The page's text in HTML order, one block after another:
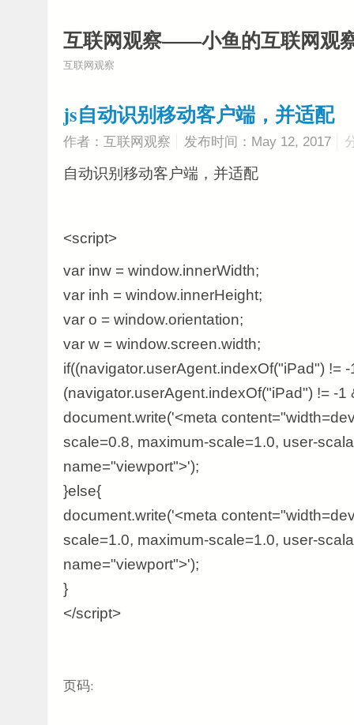
互联网观察——小鱼的互联网观
互联网观察
js自动识别移动客户端，并适配
作者：互联网观察 发布时间：May 12, 2017
自动识别移动客户端，并适配
<script>
var inw = window.innerWidth;
var inh = window.innerHeight;
var o = window.orientation;
var w = window.screen.width;
if((navigator.userAgent.indexOf("iPad") !=
(navigator.userAgent.indexOf("iPad") != -1
document.write('<meta
scale=0.8, maximum-scale=1.0, user-
name="viewport">');
}else{
document.write('<meta
scale=1.0, maximum-scale=1.0, user-
name="viewport">');
}
</script>
页码: